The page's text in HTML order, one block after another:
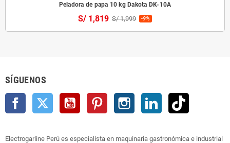
Peladora de papa 10 kg Dakota DK-10A
S/ 1,819 S/ 1,999 -9%
SÍGUENOS
Facebook Twitter YouTube Pinterest Instagram LinkedIn
Electrogarline Perú es especialista en maquinaria gastronómica e industrial